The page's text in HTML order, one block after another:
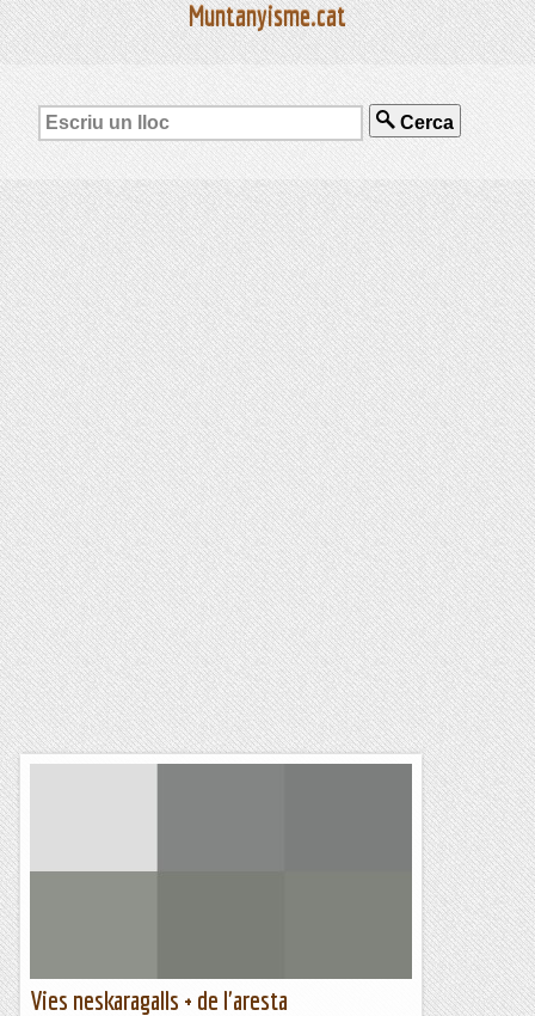
Muntanyisme.cat
Cerca
Vies neskaragalls + de l'aresta